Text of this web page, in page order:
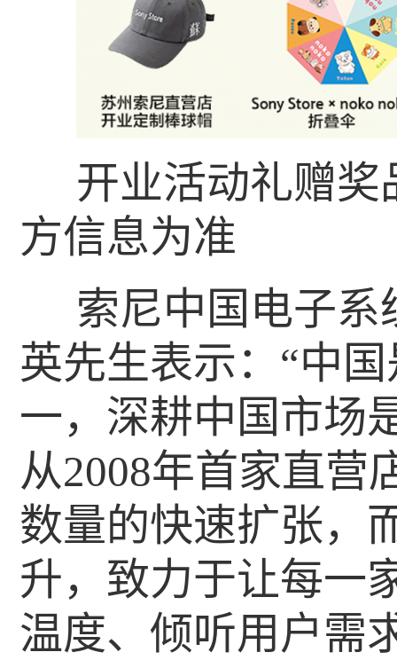
开业活动礼赠
方信息为准
索尼中国电子
英先生表示：“中
一，深耕中国市场
从2008年首家直营
数量的快速扩张，
升，致力于让每一
温度、倾听用户需